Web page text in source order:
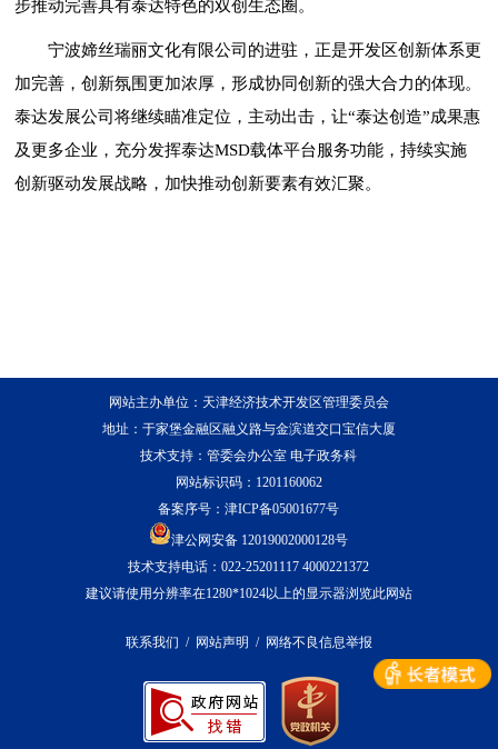
步推动完善具有泰达特色的双创生态圈。
宁波媂丝瑞丽文化有限公司的进驻，正是开发区创新体系更
加完善，创新氛围更加浓厚，形成协同创新的强大合力的体现。
泰达发展公司将继续瞄准定位，主动出击，让“泰达创造”成果惠
及更多企业，充分发挥泰达MSD载体平台服务功能，持续实施
创新驱动发展战略，加快推动创新要素有效汇聚。
网站主办单位：天津经济技术开发区管理委员会
地址：于家堡金融区融义路与金滨道交口宝信大厦
技术支持：管委会办公室 电子政务科
网站标识码：1201160062
备案序号：津ICP备05001677号
津公网安备 12019002000128号
技术支持电话：022-25201117 4000221372
建议请使用分辨率在1280*1024以上的显示器浏览此网站
联系我们 / 网站声明 / 网络不良信息举报